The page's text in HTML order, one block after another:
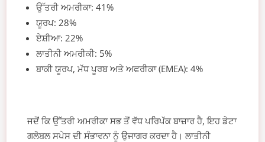
ਉੱਤਰੀ ਅਮਰੀਕਾ: 41%
ਯੂਰਪ: 28%
ਏਸ਼ੀਆ: 22%
ਲਾਤੀਨੀ ਅਮਰੀਕੀ: 5%
ਬਾਕੀ ਯੂਰਪ, ਮੱਧ ਪੂਰਬ ਅਤੇ ਅਫਰੀਕਾ (EMEA): 4%
ਜਦੋਂ ਕਿ ਉੱਤਰੀ ਅਮਰੀਕਾ ਸਭ ਤੋਂ ਵੱਧ ਪਰਿਪੱਕ ਬਾਜ਼ਾਰ ਹੈ, ਇਹ ਡੇਟਾ
ਗਲੋਬਲ ਸਪੇਸ ਦੀ ਸੰਭਾਵਨਾ ਨੂੰ ਉਜਾਗਰ ਕਰਦਾ ਹੈ। ਲਾਤੀਨੀ